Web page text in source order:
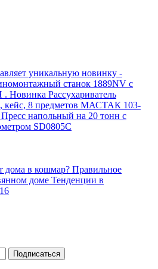
уникальную новинку -
станок 1889NV с
. Новинка Рассухариватель
кейс, 8 предметов МАСТАК 103-
напольный на 20 тонн с
SD0805C
дома в кошмар? Правильное
доме Тенденции в
Подписаться